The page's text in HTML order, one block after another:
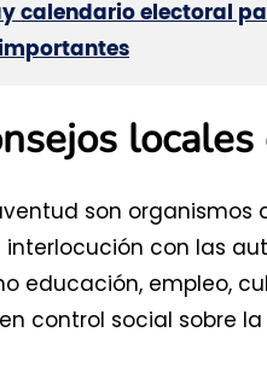
calendario electoral
son
con las
educación, empleo,
control social sobre